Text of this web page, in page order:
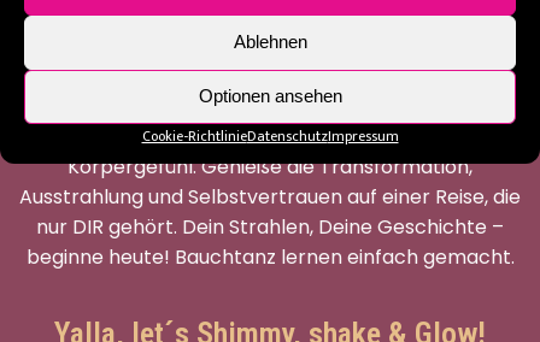
Ablehnen
Optionen ansehen
Cookie-RichtlinieDatenschutzImpressum
Entdecke mit mir den Weg zu Deinem neuen
Körpergefühl. Genieße die Transformation,
Ausstrahlung und Selbstvertrauen auf einer Reise, die
nur DIR gehört. Dein Strahlen, Deine Geschichte –
beginne heute! Bauchtanz lernen einfach gemacht.
Yalla, let´s Shimmy, shake & Glow!